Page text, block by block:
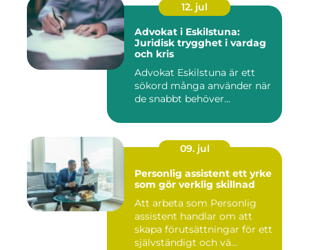
12. jul
Advokat i Eskilstuna:
Juridisk trygghet i vardag
och kris
Advokat Eskilstuna är ett
sökord många använder när
de snabbt behöver...
09. jul
Personlig assistent ett yrke
som gör verklig skillnad
Att arbeta som Personlig
assistent handlar om att
skapa förutsättningar för ett
självständigt och vä...